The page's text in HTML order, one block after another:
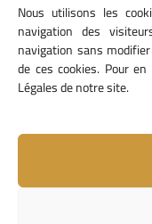
Nous utilisons les
navigation des
navigation sans
de ces cookies. Pour
Légales de notre site.